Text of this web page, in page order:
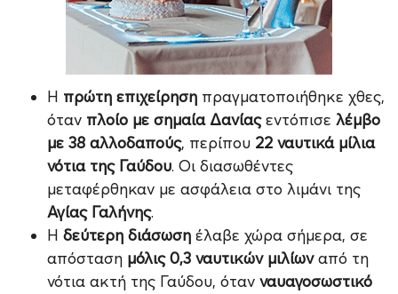
Η πρώτη επιχείρησηπραγματοποιήθηκε χθες,
όταν πλοίο με σημαία Δανίαςεντόπισε λέμβο
με 38 αλλοδαπούς, περίπου 22 ναυτικά μίλια
νότια της Γαύδου. Οι διασωθέντες
μεταφέρθηκαν με ασφάλεια στο λιμάνι της
Αγίας Γαλήνης.
Η δεύτερη διάσωσηέλαβε χώρα σήμερα, σε
απόσταση μόλις 0,3 ναυτικών μιλίωναπό τη
νότια ακτή της Γαύδου, όταν ναυαγοσωστικό